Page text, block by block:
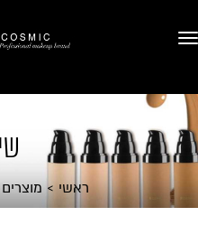
ראשי מוצרים